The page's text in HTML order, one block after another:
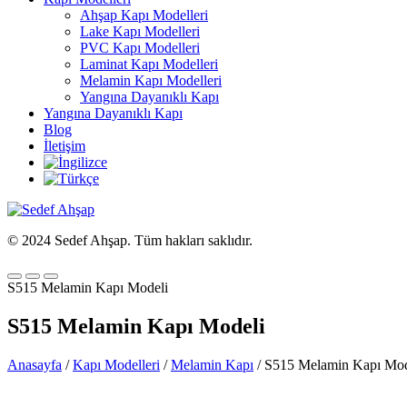
Ahşap Kapı Modelleri
Lake Kapı Modelleri
PVC Kapı Modelleri
Laminat Kapı Modelleri
Melamin Kapı Modelleri
Yangına Dayanıklı Kapı
Yangına Dayanıklı Kapı
Blog
İletişim
© 2024 Sedef Ahşap. Tüm hakları saklıdır.
S515 Melamin Kapı Modeli
S515 Melamin Kapı Modeli
Anasayfa /Kapı Modelleri /Melamin Kapı / S515 Melamin Kapı